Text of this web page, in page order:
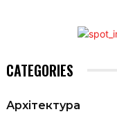
CATEGORIES
Архітектура